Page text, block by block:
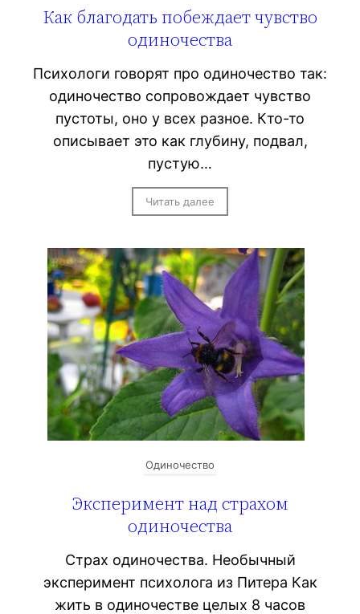
Как благодать побеждает чувство
одиночества
Психологи говорят про одиночество так:
одиночество сопровождает чувство
пустоты, оно у всех разное. Кто-то
описывает это как глубину, подвал,
пустую…
Читать далее
Одиночество
Эксперимент над страхом
одиночества
Страх одиночества. Необычный
эксперимент психолога из Питера Как
жить в одиночестве целых 8 часов